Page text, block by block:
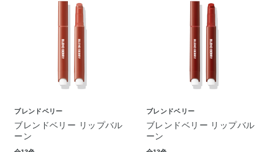
ブレンドベリー
ブレンドベリー リップバル
ーン
ブレンドベリー
ブレンドベリー リップバル
ーン